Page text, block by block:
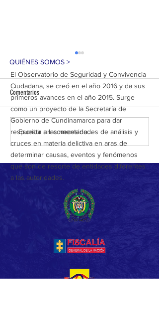
GOLPE AL ECOCIDIO EN SOACHA:
CUATRO CAPTURADOS POR
EXTRACCIÓN ILEGAL DE CARBÓN
VEGETAL
Comentarios
Escribir un comentario...
QUIÉNES SOMOS >
El Observatorio de Seguridad y Convivencia
Ciudadana, se creó en el año 2016 y da sus
primeros avances en el año 2015. Surge
como un proyecto de la Secretaría de
Gobierno de Cundinamarca para dar
respuesta a las necesidades de análisis y
cruces en materia delictiva en aras de
determinar causas, eventos y fenómenos
que son de resorte de entidades diferentes
a las autoridades.